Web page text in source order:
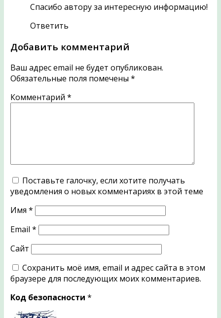
Спасибо автору за интересную информацию!
Ответить
Добавить комментарий
Ваш адрес email не будет опубликован.
Обязательные поля помечены *
Комментарий *
Поставьте галочку, если хотите получать
уведомления о новых комментариях в этой теме
Имя *
Email *
Сайт
Сохранить моё имя, email и адрес сайта в этом
браузере для последующих моих комментариев.
Код безопасности *